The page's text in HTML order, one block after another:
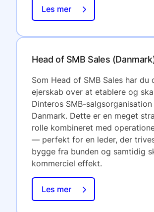
Les mer
Head of SMB Sales
Som Head of SMB Sales har du
ejerskab over at etablere og
Dinteros SMB-salgsorganisation
Danmark. Dette er en meget
rolle kombineret med
— perfekt for en leder, der
bygge fra bunden og samtidig
kommerciel effekt.
Les mer